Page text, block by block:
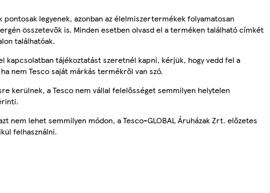
legyenek, azonban az élelmiszertermékek folyamatosan
összetevők is. Minden esetben olvasd el a terméken található címkét
találhatóak.
kapcsolatban tájékoztatást szeretnél kapni, kérjük, hogy vedd fel a
nem Tesco saját márkás termékről van szó.
kerülnek, a Tesco nem vállal felelősséget semmilyen helytelen
nem lehet semmilyen módon, a Tesco-GLOBAL Áruházak Zrt. előzetes
felhasználni.